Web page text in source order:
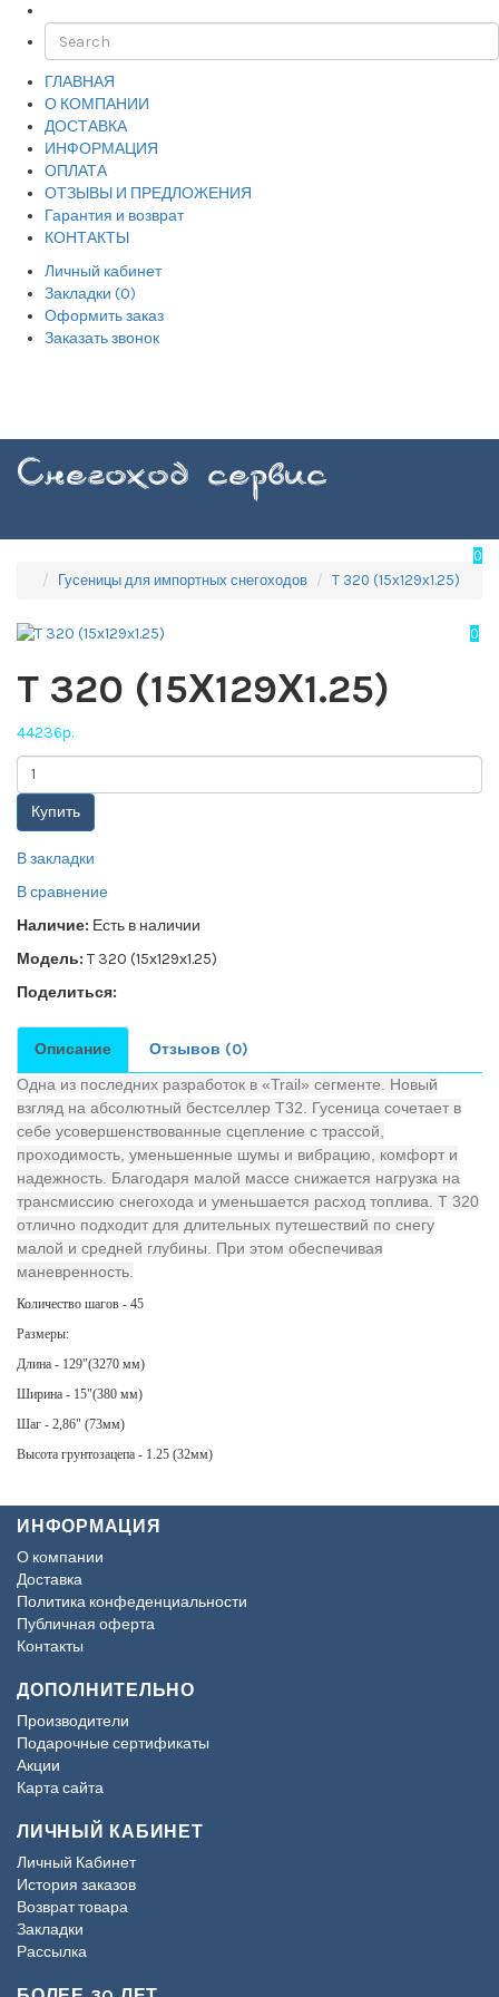
ГЛАВНАЯ
О КОМПАНИИ
ДОСТАВКА
ИНФОРМАЦИЯ
ОПЛАТА
ОТЗЫВЫ И ПРЕДЛОЖЕНИЯ
Гарантия и возврат
КОНТАКТЫ
Личный кабинет
Закладки (0)
Оформить заказ
Заказать звонок
0
0
Гусеницы для импортных снегоходов T 320 (15х129х1.25)
T 320 (15Х129Х1.25)
44236р.
Купить
В закладки
В сравнение
Наличие: Есть в наличии
Модель: T 320 (15х129х1.25)
Поделиться:
Описание Отзывов (0)
Одна из последних разработок в «Trail» сегменте. Новый
взгляд на абсолютный бестселлер T32. Гусеница сочетает в
себе усовершенствованные сцепление с трассой,
проходимость, уменьшенные шумы и вибрацию, комфорт и
надежность. Благодаря малой массе снижается нагрузка на
трансмиссию снегохода и уменьшается расход топлива. Т 320
отлично подходит для длительных путешествий по снегу
малой и средней глубины. При этом обеспечивая
маневренность.
Количество шагов - 45
Размеры:
Длина - 129"(3270 мм)
Ширина - 15"(380 мм)
Шаг - 2,86" (73мм)
Высота грунтозацепа - 1.25 (32мм)
ИНФОРМАЦИЯ
О компании
Доставка
Политика конфеденциальности
Публичная оферта
Контакты
ДОПОЛНИТЕЛЬНО
Производители
Подарочные сертификаты
Акции
Карта сайта
ЛИЧНЫЙ КАБИНЕТ
Личный Кабинет
История заказов
Возврат товара
Закладки
Рассылка